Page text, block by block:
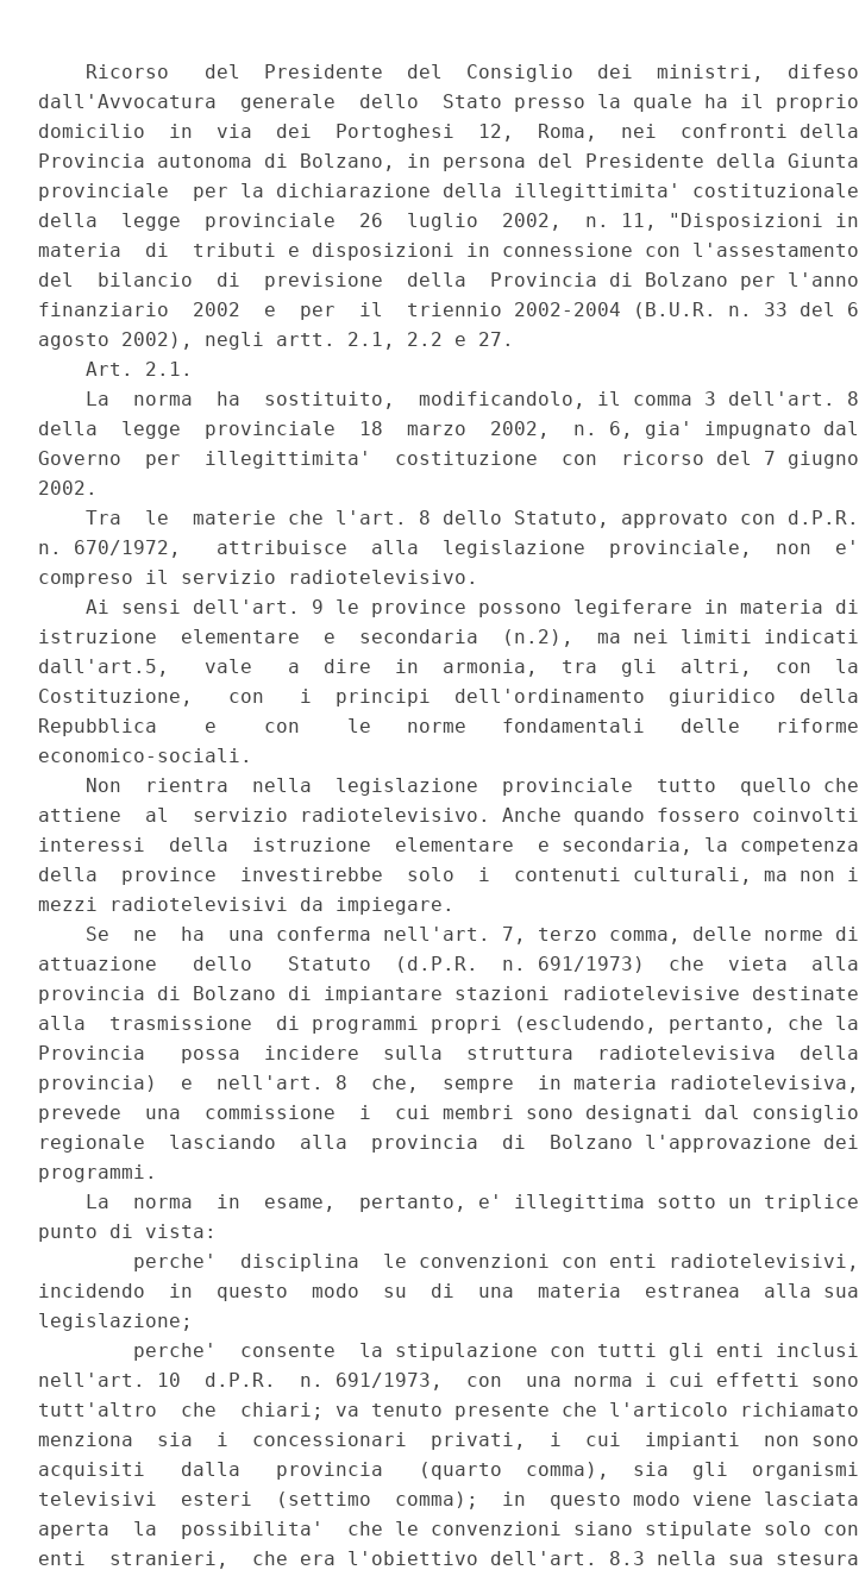
    Ricorso   del  Presidente  del  Consiglio  dei  ministri,  difeso
dall'Avvocatura  generale  dello  Stato presso la quale ha il proprio
domicilio  in  via  dei  Portoghesi  12,  Roma,  nei  confronti della
Provincia autonoma di Bolzano, in persona del Presidente della Giunta
provinciale  per la dichiarazione della illegittimita' costituzionale
della  legge  provinciale  26  luglio  2002,  n. 11, "Disposizioni in
materia  di  tributi e disposizioni in connessione con l'assestamento
del  bilancio  di  previsione  della  Provincia di Bolzano per l'anno
finanziario  2002  e  per  il  triennio 2002-2004 (B.U.R. n. 33 del 6
agosto 2002), negli artt. 2.1, 2.2 e 27.
    Art. 2.1.
    La  norma  ha  sostituito,  modificandolo, il comma 3 dell'art. 8
della  legge  provinciale  18  marzo  2002,  n. 6, gia' impugnato dal
Governo  per  illegittimita'  costituzione  con  ricorso del 7 giugno
2002.
    Tra  le  materie che l'art. 8 dello Statuto, approvato con d.P.R.
n. 670/1972,   attribuisce  alla  legislazione  provinciale,  non  e'
compreso il servizio radiotelevisivo.
    Ai sensi dell'art. 9 le province possono legiferare in materia di
istruzione  elementare  e  secondaria  (n.2),  ma nei limiti indicati
dall'art.5,   vale   a  dire  in  armonia,  tra  gli  altri,  con  la
Costituzione,   con   i  principi  dell'ordinamento  giuridico  della
Repubblica    e    con    le   norme   fondamentali   delle   riforme
economico-sociali.
    Non  rientra  nella  legislazione  provinciale  tutto  quello che
attiene  al  servizio radiotelevisivo. Anche quando fossero coinvolti
interessi  della  istruzione  elementare  e secondaria, la competenza
della  province  investirebbe  solo  i  contenuti culturali, ma non i
mezzi radiotelevisivi da impiegare.
    Se  ne  ha  una conferma nell'art. 7, terzo comma, delle norme di
attuazione   dello   Statuto  (d.P.R.  n. 691/1973)  che  vieta  alla
provincia di Bolzano di impiantare stazioni radiotelevisive destinate
alla  trasmissione  di programmi propri (escludendo, pertanto, che la
Provincia   possa  incidere  sulla  struttura  radiotelevisiva  della
provincia)  e  nell'art. 8  che,  sempre  in materia radiotelevisiva,
prevede  una  commissione  i  cui membri sono designati dal consiglio
regionale  lasciando  alla  provincia  di  Bolzano l'approvazione dei
programmi.
    La  norma  in  esame,  pertanto, e' illegittima sotto un triplice
punto di vista:
        perche'  disciplina  le convenzioni con enti radiotelevisivi,
incidendo  in  questo  modo  su  di  una  materia  estranea  alla sua
legislazione;
        perche'  consente  la stipulazione con tutti gli enti inclusi
nell'art. 10  d.P.R.  n. 691/1973,  con  una norma i cui effetti sono
tutt'altro  che  chiari; va tenuto presente che l'articolo richiamato
menziona  sia  i  concessionari  privati,  i  cui  impianti  non sono
acquisiti   dalla   provincia   (quarto  comma),  sia  gli  organismi
televisivi  esteri  (settimo  comma);  in  questo modo viene lasciata
aperta  la  possibilita'  che le convenzioni siano stipulate solo con
enti  stranieri,  che era l'obiettivo dell'art. 8.3 nella sua stesura